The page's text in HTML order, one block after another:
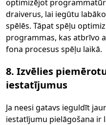
optimizējot
draiverus, lai iegūtu
spēlēs. Tāpat spēļu
programmas, kas atbrīvo
fona procesus spēļu laikā.
8. Izvēlies
iestatījumus
Ja neesi gatavs ieguldīt
iestatījumu pielāgošana ir